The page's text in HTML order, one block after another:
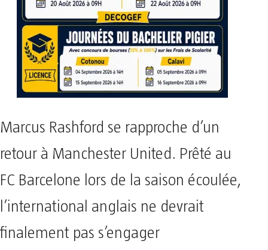
Marcus Rashford se rapproche d’un
retour à Manchester United. Prêté au
FC Barcelone lors de la saison écoulée,
l’international anglais ne devrait
finalement pas s’engager